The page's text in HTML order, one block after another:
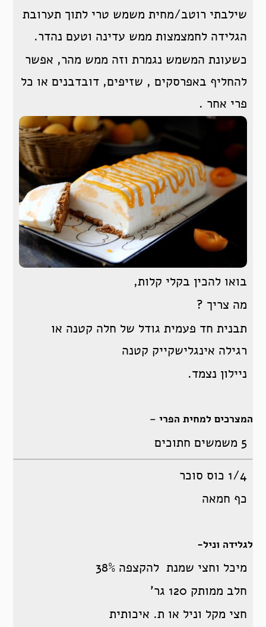
שילבתי רוטב/מחית משמש טרי לתוך תערובת
הגלידה לחמצמצות ממש עדינה וטעם נהדר.
כשעונת המשמש נגמרת וזה ממש מהר, אפשר
להחליף באפרסקים , שזיפים, דובדבנים או כל
פרי אחר .
בואו להכין בקלי קלות,
מה צריך ?
תבנית חד פעמית גודל של חלה קטנה או
רגילה אינגלישקייק קטנה
ניילון נצמד.
המצרכים למחית הפרי –
5 משמשים חתוכים
1/4 כוס סוכר
כף חמאה
לגלידה וניל-
מיכל וחצי שמנת להקצפה 38%
חלב ממותק 120 גר’
חצי מקל וניל או ת. איכותית